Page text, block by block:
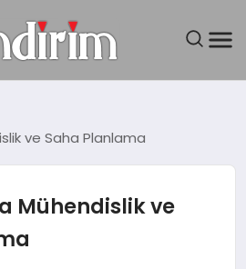
ve Saha Planlama
Mühendislik ve